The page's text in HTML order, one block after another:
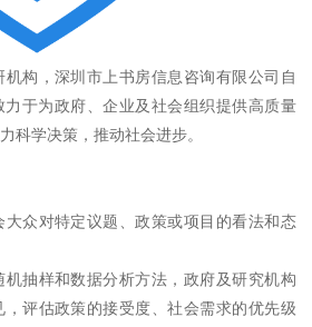
构，深圳市上书房信息咨询有限公司自
力于为政府、企业及社会组织提供高质量
科学决策，推动社会进步。
众对特定议题、政策或项目的看法和态
抽样和数据分析方法，政府及研究机构
评估政策的接受度、社会需求的优先级